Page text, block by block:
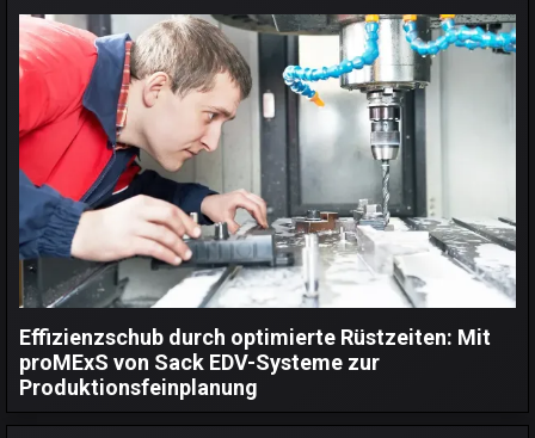
Effizienzschub durch optimierte Rüstzeiten: Mit
proMExS von Sack EDV-Systeme zur
Produktionsfeinplanung